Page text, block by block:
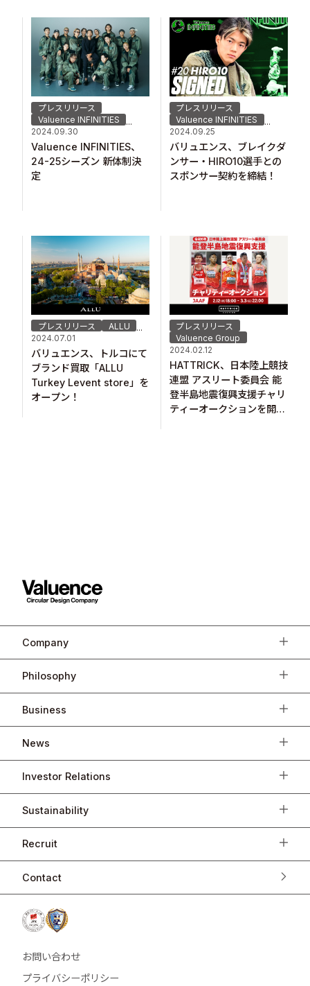
プレスリリース
Valuence INFINITIES
...
2024.09.30
Valuence INFINITIES、
24-25シーズン 新体制決
定
プレスリリース
Valuence INFINITIES
...
2024.09.25
バリュエンス、ブレイクダ
ンサー・HIRO10選手との
スポンサー契約を締結！
プレスリリース ALLU
...
2024.07.01
バリュエンス、トルコにて
ブランド買取「ALLU
Turkey Levent store」を
オープン！
プレスリリース
Valuence Group
2024.02.12
HATTRICK、日本陸上競技
連盟 アスリート委員会 能
登半島地震復興支援チャリ
ティーオークションを開
Company
Philosophy
Business
News
Investor Relations
Sustainability
Recruit
Contact
お問い合わせ
プライバシーポリシー